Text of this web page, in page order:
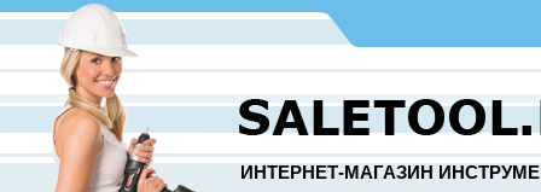
ИНТЕРНЕТ-МАГАЗИН